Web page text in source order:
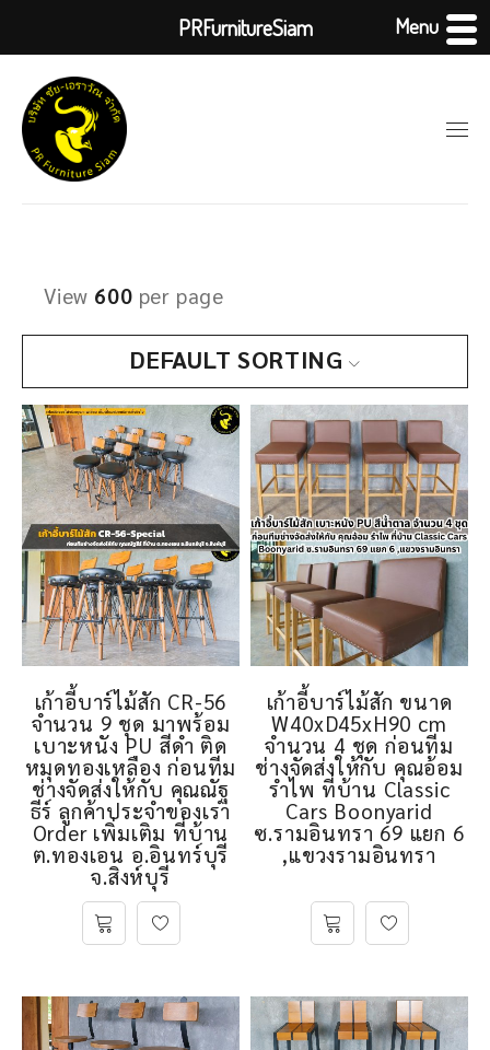
DEFAULT SORTING
View 600 per page
เก้าอี้บาร์ไม้สัก CR-56
จำนวน 9 ชุด มาพร้อม
เบาะหนัง PU สีดำ ติด
หมุดทองเหลือง ก่อนทีม
ช่างจัดส่งให้กับ คุณณัฐ
ธีร์ ลูกค้าประจำของเรา
Order เพิ่มเติม ที่บ้าน
ต.ทองเอน อ.อินทร์บุรี
จ.สิงห์บุรี
เก้าอี้บาร์ไม้สัก ขนาด
W40xD45xH90 cm
จำนวน 4 ชุด ก่อนทีม
ช่างจัดส่งให้กับ คุณอ้อม
รำไพ ที่บ้าน Classic
Cars Boonyarid
ซ.รามอินทรา 69 แยก 6
,แขวงรามอินทรา
PRFurnitureSiam Menu